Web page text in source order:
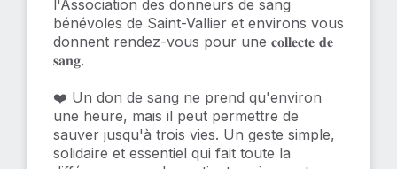
l'Association des donneurs de sang
bénévoles de Saint-Vallier et environs vous
donnent rendez-vous pour une 𝐜𝐨𝐥𝐥𝐞𝐜𝐭𝐞 𝐝𝐞
𝐬𝐚𝐧𝐠.
❤️ Un don de sang ne prend qu'environ
une heure, mais il peut permettre de
sauver jusqu'à trois vies. Un geste simple,
solidaire et essentiel qui fait toute la